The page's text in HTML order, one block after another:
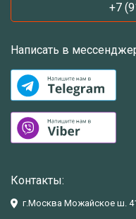
+7
Написать в
Контакты:
г.Москва Можайское ш.